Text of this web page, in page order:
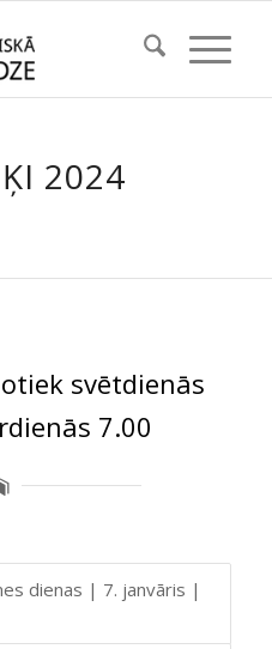
2024
svētdienās
7.00
dienas | 7. janvāris |